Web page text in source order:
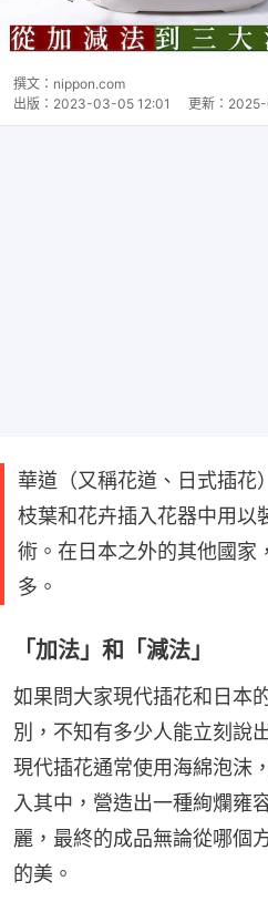
撰文： nippon.com
出版： 2023-03-05 12:01 更新：
華道（又稱花道、日式插花
枝葉和花卉插入花器中用以
術。在日本之外的其他國家
多。
「加法」和「減法」
如果問大家現代插花和日本
別，不知有多少人能立刻說
現代插花通常使用海綿泡沫
入其中，營造出一種絢爛雍
麗，最終的成品無論從哪個
的美。